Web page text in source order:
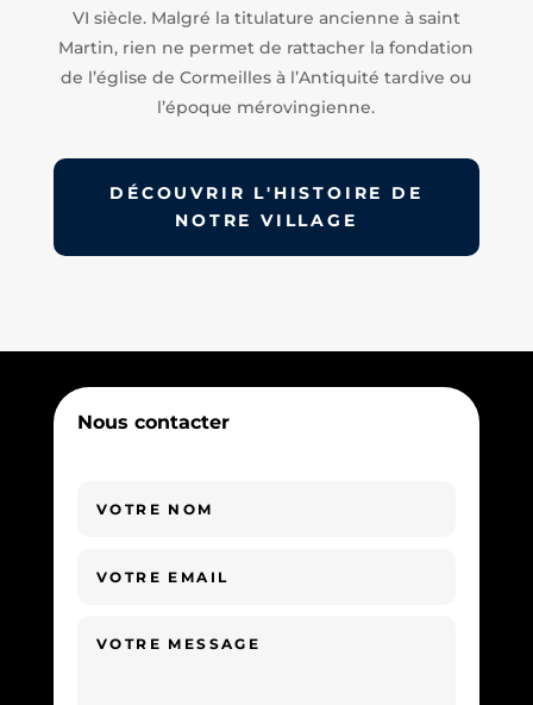
VI siècle. Malgré la titulature ancienne à saint
Martin, rien ne permet de rattacher la fondation
de l’église de Cormeilles à l’Antiquité tardive ou
l’époque mérovingienne.
DÉCOUVRIR L'HISTOIRE DE
NOTRE VILLAGE
Nous contacter